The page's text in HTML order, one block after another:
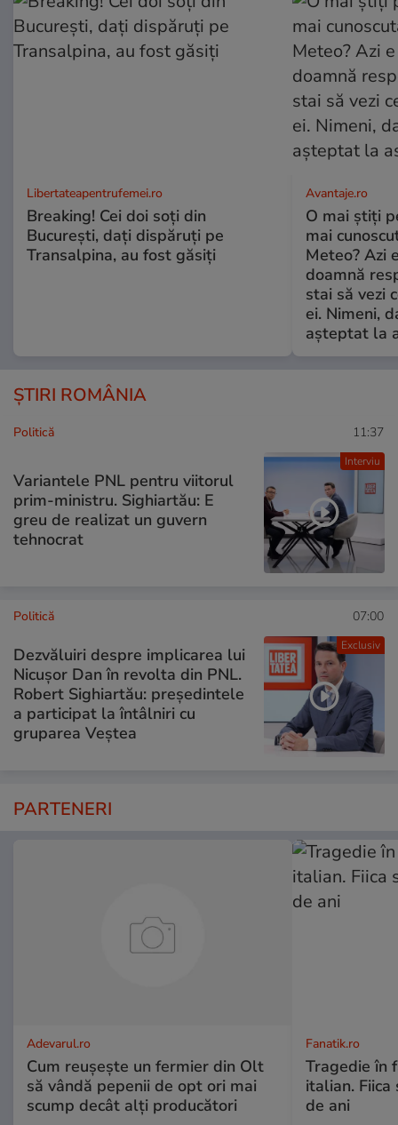
Libertateapentrufemei.ro
Breaking! Cei doi soți din
București, dați dispăruți pe
Transalpina, au fost găsiți
Avantaje.ro
O mai știți
mai
Meteo? Azi
doamnă
stai să vezi
ei. Nimeni,
așteptat la
ȘTIRI ROMÂNIA
Interviu
Politică 11:37
Variantele PNL pentru viitorul
prim-ministru. Sighiartău: E
greu de realizat un guvern
tehnocrat
Exclusiv
Politică 07:00
Dezvăluiri despre implicarea lui
Nicușor Dan în revolta din PNL.
Robert Sighiartău: președintele
a participat la întâlniri cu
gruparea Veștea
PARTENERI
Adevarul.ro
Cum reușește un fermier din Olt
să vândă pepenii de opt ori mai
scump decât alți producători
Fanatik.ro
Tragedie în
italian.
de ani